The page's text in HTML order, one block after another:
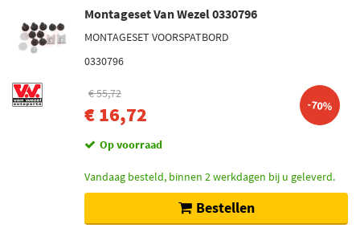
Montageset Van Wezel 0330796
MONTAGESET VOORSPATBORD
0330796
€ 55,72
€ 16,72 -70%
Op voorraad
Vandaag besteld, binnen 2 werkdagen bij u geleverd.
Bestellen